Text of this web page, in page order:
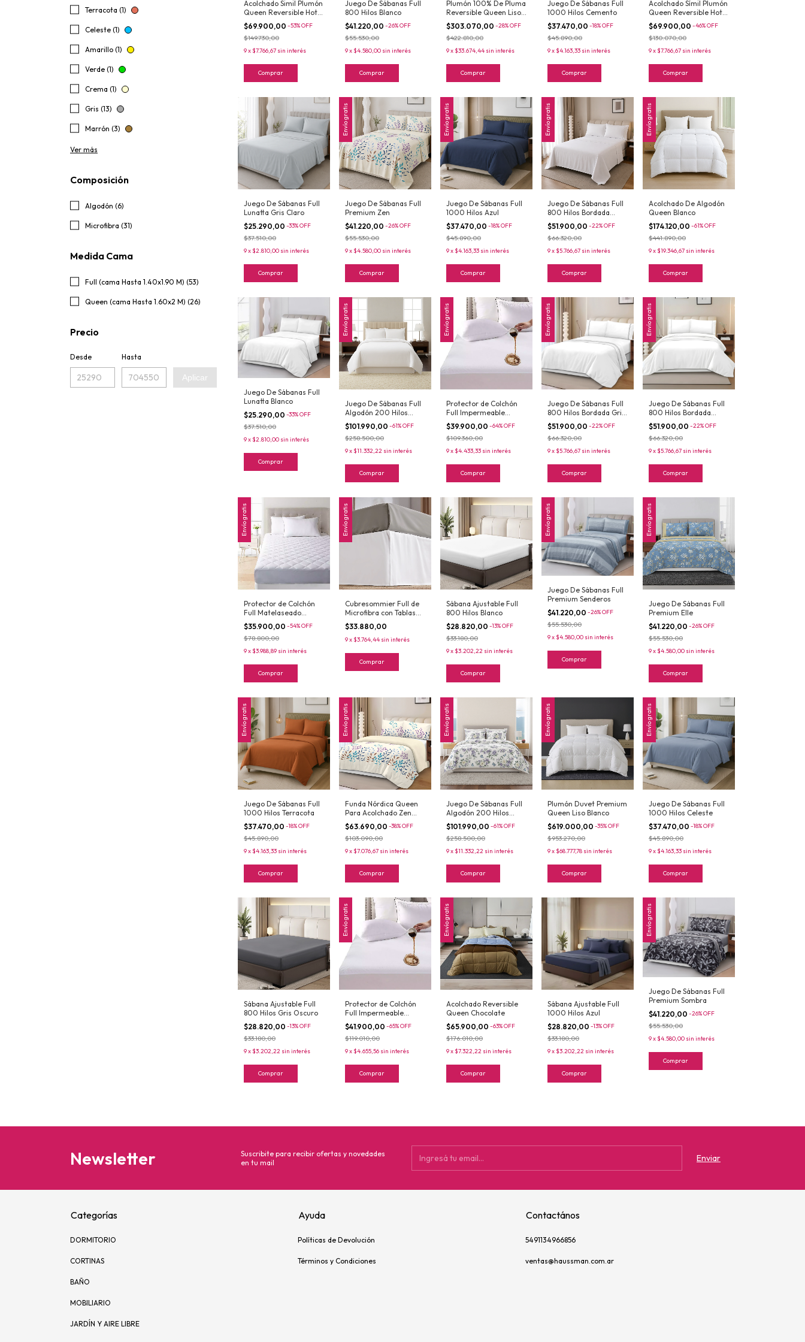
Terracota (1)
Celeste (1)
Amarillo (1)
Verde (1)
Crema (1)
Gris (13)
Marrón (3)
Ver más
Composición
Algodón (6)
Microfibra (31)
Medida Cama
Full (cama Hasta 1.40x1.90 M) (53)
Queen (cama Hasta 1.60x2 M) (26)
Precio
Desde Hasta
Aplicar
Acolchado Simil Plumón
Queen Reversible Hotel
Silver Blanco
$69.900,00 -53%OFF
$149.730,00
9x$7.766,67 sin interés
Comprar
Juego De Sábanas Full
800 Hilos Blanco
$41.220,00 -26%OFF
$55.530,00
9x$4.580,00 sin interés
Comprar
Plumón 100% De Pluma
Reversible Queen Liso
Blanco
$303.070,00 -28%OFF
$422.810,00
9x$33.674,44 sin interés
Comprar
Juego De Sábanas Full
1000 Hilos Cemento
$37.470,00 -18%OFF
$45.890,00
9x$4.163,33 sin interés
Comprar
Acolchado Símil Plumón
Queen Reversible Hotel
Gold Gris Claro y Gris
Oscuro
$69.900,00 -46%OFF
$130.070,00
9x$7.766,67 sin interés
Comprar
Juego De Sábanas Full
Lunatta Gris Claro
$25.290,00 -33%OFF
$37.510,00
9x$2.810,00 sin interés
Comprar
Envío gratis
Juego De Sábanas Full
Premium Zen
$41.220,00 -26%OFF
$55.530,00
9x$4.580,00 sin interés
Comprar
Envío gratis
Juego De Sábanas Full
1000 Hilos Azul
$37.470,00 -18%OFF
$45.890,00
9x$4.163,33 sin interés
Comprar
Envío gratis
Juego De Sábanas Full
800 Hilos Bordada
Blanco
$51.900,00 -22%OFF
$66.320,00
9x$5.766,67 sin interés
Comprar
Envío gratis
Acolchado De Algodón
Queen Blanco
$174.120,00 -61%OFF
$441.890,00
9x$19.346,67 sin interés
Comprar
Juego De Sábanas Full
Lunatta Blanco
$25.290,00 -33%OFF
$37.510,00
9x$2.810,00 sin interés
Comprar
Envío gratis
Juego De Sábanas Full
Algodón 200 Hilos
Hotel White
$101.990,00 -61%OFF
$258.500,00
9x$11.332,22 sin interés
Comprar
Envío gratis
Protector de Colchón
Full Impermeable
Ajustable 140x190 Liso
$39.900,00 -64%OFF
$109.360,00
9x$4.433,33 sin interés
Comprar
Envío gratis
Juego De Sábanas Full
800 Hilos Bordada Gris
Oscuro
$51.900,00 -22%OFF
$66.320,00
9x$5.766,67 sin interés
Comprar
Envío gratis
Juego De Sábanas Full
800 Hilos Bordada
Silver
$51.900,00 -22%OFF
$66.320,00
9x$5.766,67 sin interés
Comprar
Envío gratis
Protector de Colchón
Full Matelaseado
Ajustable 140x190 Liso
$35.900,00 -54%OFF
$78.800,00
9x$3.988,89 sin interés
Comprar
Envío gratis
Cubresommier Full de
Microfibra con Tablas
140x190 Blanco
$33.880,00
9x$3.764,44 sin interés
Comprar
Sábana Ajustable Full
800 Hilos Blanco
$28.820,00 -13%OFF
$33.180,00
9x$3.202,22 sin interés
Comprar
Envío gratis
Juego De Sábanas Full
Premium Senderos
$41.220,00 -26%OFF
$55.530,00
9x$4.580,00 sin interés
Comprar
Envío gratis
Juego De Sábanas Full
Premium Elle
$41.220,00 -26%OFF
$55.530,00
9x$4.580,00 sin interés
Comprar
Envío gratis
Juego De Sábanas Full
1000 Hilos Terracota
$37.470,00 -18%OFF
$45.890,00
9x$4.163,33 sin interés
Comprar
Envío gratis
Funda Nórdica Queen
Para Acolchado Zen
Con Fundas de
Almohadas
$63.690,00 -38%OFF
$103.090,00
9x$7.076,67 sin interés
Comprar
Envío gratis
Juego De Sábanas Full
Algodón 200 Hilos
Charlotte
$101.990,00 -61%OFF
$258.500,00
9x$11.332,22 sin interés
Comprar
Envío gratis
Plumón Duvet Premium
Queen Liso Blanco
$619.000,00 -35%OFF
$953.270,00
9x$68.777,78 sin interés
Comprar
Envío gratis
Juego De Sábanas Full
1000 Hilos Celeste
$37.470,00 -18%OFF
$45.890,00
9x$4.163,33 sin interés
Comprar
Sábana Ajustable Full
800 Hilos Gris Oscuro
$28.820,00 -13%OFF
$33.180,00
9x$3.202,22 sin interés
Comprar
Envío gratis
Protector de Colchón
Full Impermeable
Ajustable 150x190 Liso
$41.900,00 -65%OFF
$119.010,00
9x$4.655,56 sin interés
Comprar
Envío gratis
Acolchado Reversible
Queen Chocolate
$65.900,00 -63%OFF
$176.010,00
9x$7.322,22 sin interés
Comprar
Sábana Ajustable Full
1000 Hilos Azul
$28.820,00 -13%OFF
$33.180,00
9x$3.202,22 sin interés
Comprar
Envío gratis
Juego De Sábanas Full
Premium Sombra
$41.220,00 -26%OFF
$55.530,00
9x$4.580,00 sin interés
Comprar
Newsletter
Suscribite para recibir ofertas y novedades
en tu mail
Categorías
DORMITORIO
CORTINAS
BAÑO
MOBILIARIO
JARDÍN Y AIRE LIBRE
Ayuda
Políticas de Devolución
Términos y Condiciones
Contactános
5491134966856
ventas@haussman.com.ar